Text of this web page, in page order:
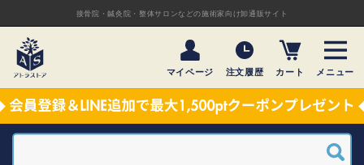
接骨院・鍼灸院・整体サロンなどの施術家向け卸通販サイト
マイページ 注文履歴 カート メニュー